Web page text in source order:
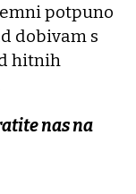
potpuno
dobivam s
hitnih
nas na